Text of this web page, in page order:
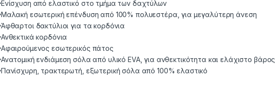
Ενίσχυση από ελαστικό στο τμήμα των δαχτύλων
Μαλακή εσωτερική επένδυση από 100% πολυεστέρα, για μεγαλύτερη άνεση
Άφθαρτοι δακτύλιοι για τα κορδόνια
Ανθεκτικά κορδόνια
Αφαιρούμενος εσωτερικός πάτος
Ανατομική ενδιάμεση σόλα από υλικό EVA, για ανθεκτικότητα και ελάχιστο βάρος
Πανίσχυρη, τρακτερωτή, εξωτερική σόλα από 100% ελαστικό